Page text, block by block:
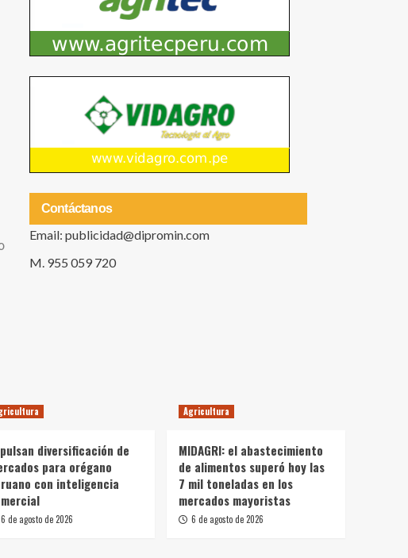
Contáctanos
Email: publicidad@dipromin.com
M. 955 059 720
diversificación de
para orégano
con inteligencia
6 de agosto de 2026
Agricultura
MIDAGRI: el abastecimiento
de alimentos superó hoy las
7 mil toneladas en los
mercados mayoristas
6 de agosto de 2026